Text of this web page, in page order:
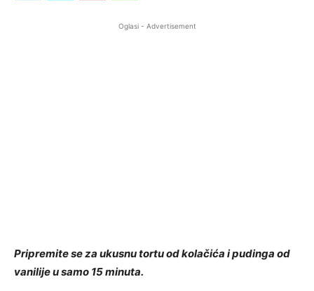
Oglasi - Advertisement
Pripremite se za ukusnu tortu od kolačića i pudinga od
vanilije u samo 15 minuta.